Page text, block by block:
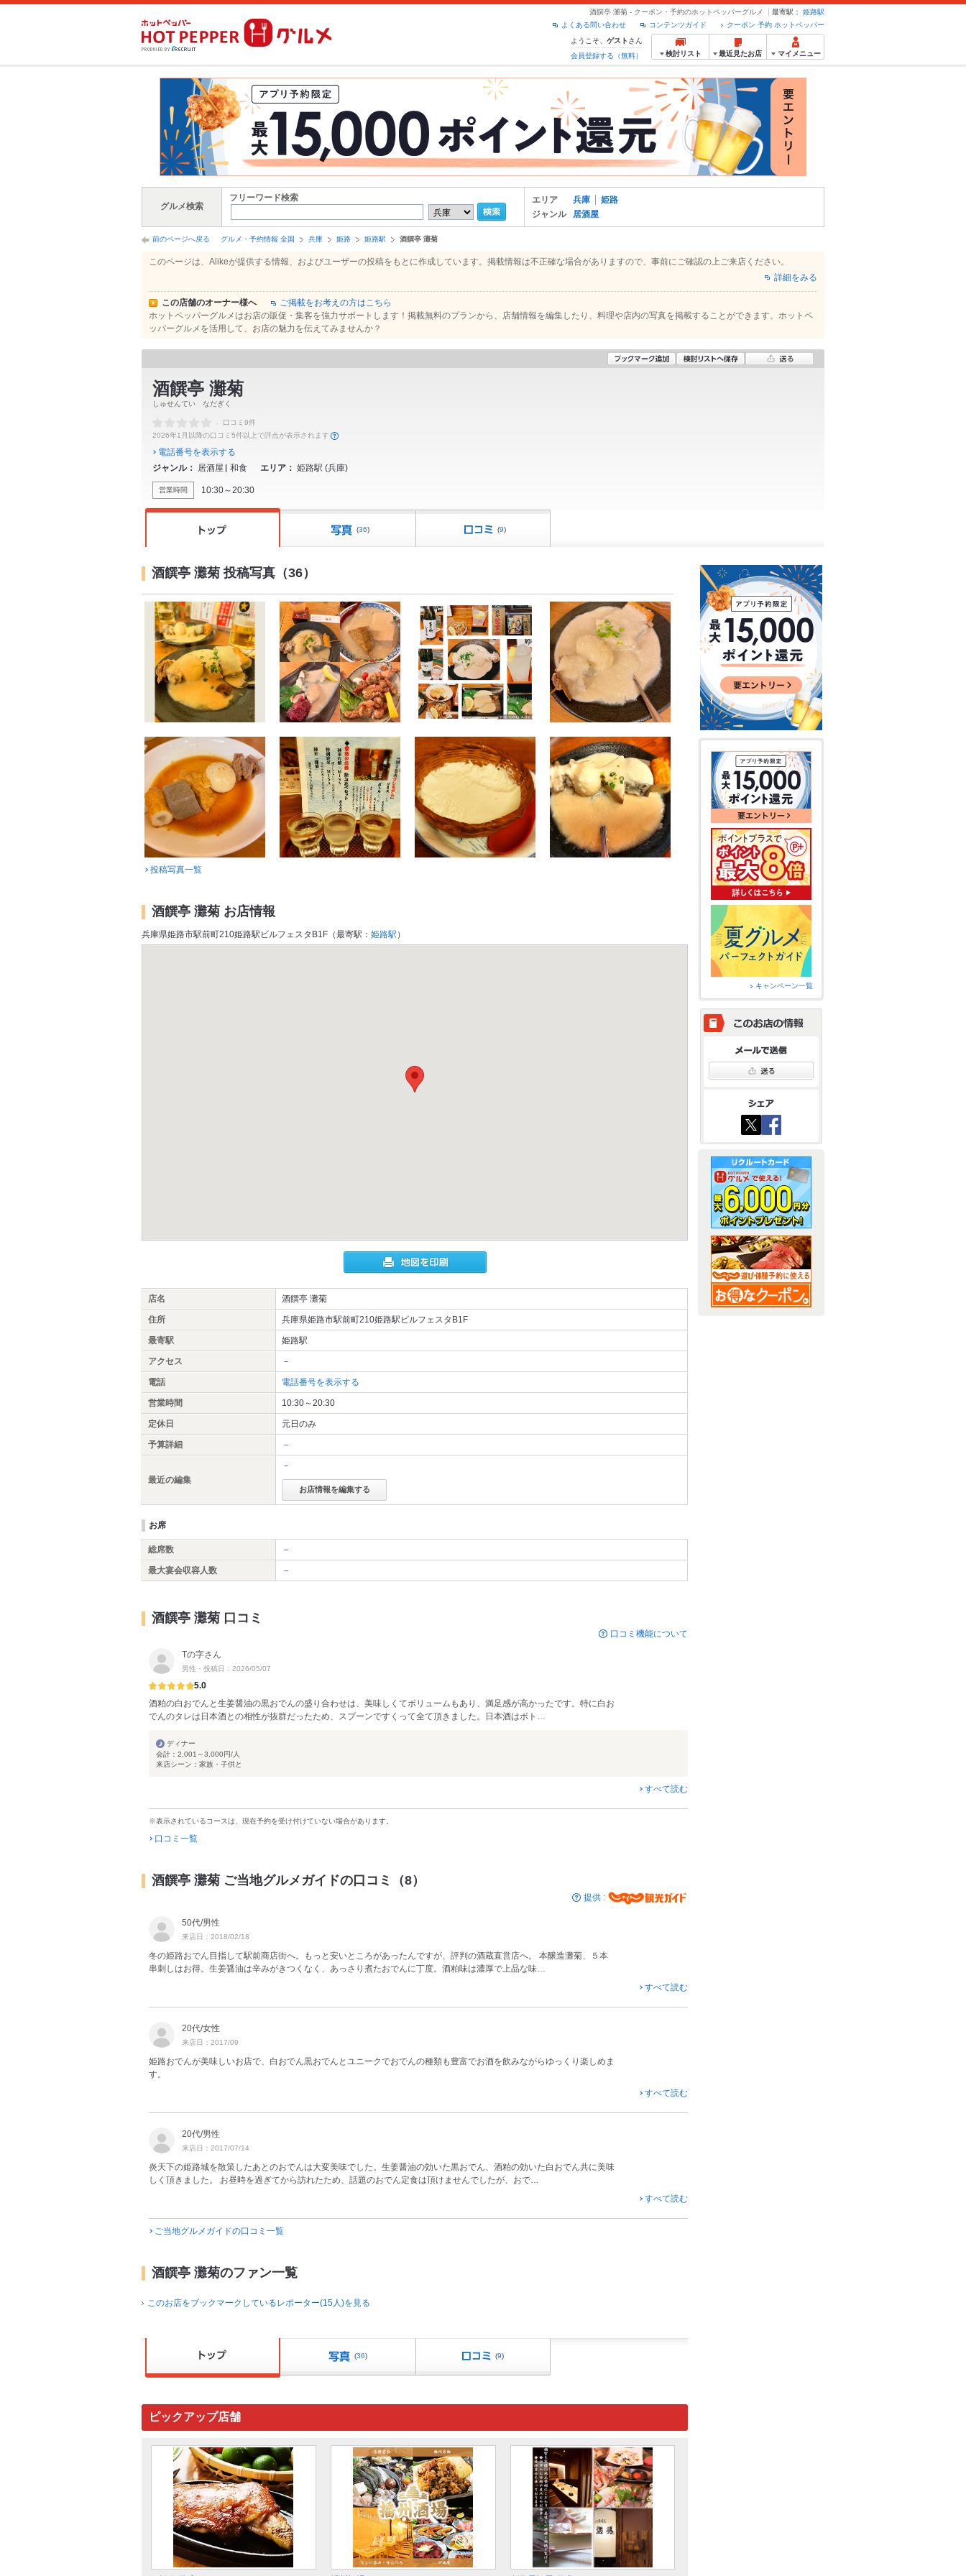
酒饌亭 灘菊 - クーポン・予約のホットペッパーグルメ 最寄駅：
姫路駅
クーポン 予約 ホットペッパー
コンテンツガイド
よくある問い合わせ
ようこそ、 ゲスト さん
会員登録する（無料）
検討リスト 最近見たお店 マイメニュー
グルメ検索
フリーワード検索 エリア 兵庫
姫路
ジャンル
居酒屋
前のページへ戻る グルメ・予約情報 全国 兵庫 姫路 姫路駅 酒饌亭 灘菊
このページは、Alikeが提供する情報、およびユーザーの投稿をもとに作成しています。掲載情報は不正確な場合がありますので、事前にご確認の上ご来店ください。
詳細をみる
この店舗のオーナー様へ
ご掲載をお考えの方はこちら
ホットペッパーグルメはお店の販促・集客を強力サポートします！掲載無料のプランから、店舗情報を編集したり、料理や店内の写真を掲載することができます。ホットペ
ッパーグルメを活用して、お店の魅力を伝えてみませんか？
酒饌亭 灘菊
しゅせんてい なだぎく
口コミ9件
2026年1月以降の口コミ5件以上で評点が表示されます
電話番号を表示する
ジャンル
居酒屋 和食 エリア 姫路駅 (兵庫)
営業時間 10:30～20:30
(36) (9)
酒饌亭 灘菊 投稿写真（36）
投稿写真一覧
酒饌亭 灘菊 お店情報
兵庫県姫路市駅前町210姫路駅ビルフェスタB1F（最寄駅： 姫路駅 ）
店名 酒饌亭 灘菊
住所 兵庫県姫路市駅前町210姫路駅ビルフェスタB1F
最寄駅 姫路駅
アクセス －
電話 電話番号を表示する
営業時間 10:30～20:30
定休日 元日のみ
予算詳細 －
最近の編集
－
お店情報を編集する
お席
総席数 －
最大宴会収容人数 －
酒饌亭 灘菊 口コミ
口コミ機能について
Tの字さん
男性・投稿日：2026/05/07
5.0
酒粕の白おでんと生姜醤油の黒おでんの盛り合わせは、美味しくてボリュームもあり、満足感が高かったです。特に白お
でんのタレは日本酒との相性が抜群だったため、スプーンですくって全て頂きました。日本酒はボト…
ディナー
会計：2,001～3,000円/人
来店シーン：家族・子供と
すべて読む
※表示されているコースは、現在予約を受け付けていない場合があります。
口コミ一覧
酒饌亭 灘菊 ご当地グルメガイドの口コミ（8）
提供 :
50代/男性
来店日：2018/02/18
冬の姫路おでん目指して駅前商店街へ。もっと安いところがあったんですが、評判の酒蔵直営店へ。 本醸造灘菊、５本
串刺しはお得。生姜醤油は辛みがきつくなく、あっさり煮たおでんに丁度。酒粕味は濃厚で上品な味…
すべて読む
20代/女性
来店日：2017/09
姫路おでんが美味しいお店で、白おでん黒おでんとユニークでおでんの種類も豊富でお酒を飲みながらゆっくり楽しめま
す。
すべて読む
20代/男性
来店日：2017/07/14
炎天下の姫路城を散策したあとのおでんは大変美味でした。生姜醤油の効いた黒おでん、酒粕の効いた白おでん共に美味
しく頂きました。 お昼時を過ぎてから訪れたため、話題のおでん定食は頂けませんでしたが、おで…
すべて読む
ご当地グルメガイドの口コミ一覧
酒饌亭 灘菊のファン一覧
このお店をブックマークしているレポーター(15人)を見る
(36) (9)
ピックアップ店舗
キャンペーン一覧